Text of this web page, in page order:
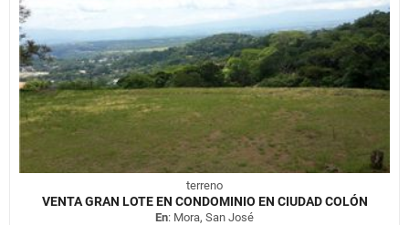
terreno
VENTA GRAN LOTE EN CONDOMINIO EN CIUDAD COLÓN
En: Mora, San José